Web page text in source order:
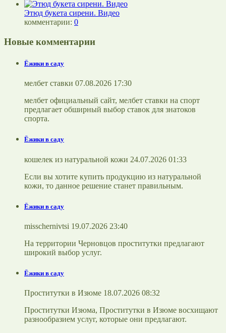
Этюд букета сирени. Видео
комментарии: 0
Новые комментарии
Ёжики в саду
мелбет ставки 07.08.2026 17:30
мелбет официальный сайт, мелбет ставки на спорт
предлагает обширный выбор ставок для знатоков
спорта.
Ёжики в саду
кошелек из натуральной кожи 24.07.2026 01:33
Если вы хотите купить продукцию из натуральной
кожи, то данное решение станет правильным.
Ёжики в саду
misschernivtsi 19.07.2026 23:40
На территории Черновцов проститутки предлагают
широкий выбор услуг.
Ёжики в саду
Проститутки в Изюме 18.07.2026 08:32
Проститутки Изюма, Проститутки в Изюме восхищают
разнообразием услуг, которые они предлагают.